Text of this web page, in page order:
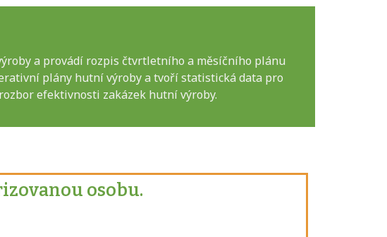
a provádí rozpis čtvrtletního a měsíčního plánu
plány hutní výroby a tvoří statistická data pro
efektivnosti zakázek hutní výroby.
osobu.